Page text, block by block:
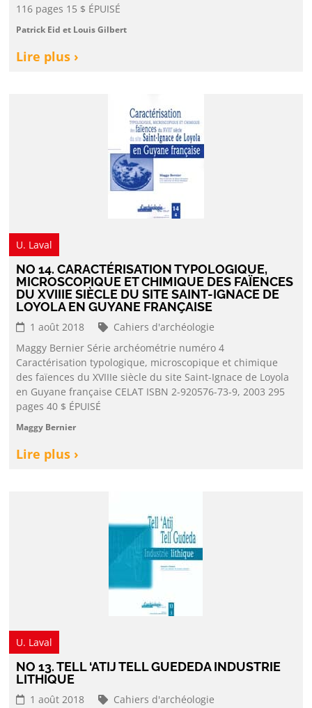
116 pages 15 $ ÉPUISÉ
Patrick Eid et Louis Gilbert
Lire plus ›
U. Laval
NO 14. CARACTÉRISATION TYPOLOGIQUE,
MICROSCOPIQUE ET CHIMIQUE DES FAÏENCES
DU XVIIIE SIÈCLE DU SITE SAINT-IGNACE DE
LOYOLA EN GUYANE FRANÇAISE
1 août 2018
Cahiers d'archéologie
Maggy Bernier Série archéométrie numéro 4
Caractérisation typologique, microscopique et chimique
des faïences du XVIIIe siècle du site Saint-Ignace de Loyola
en Guyane française CELAT ISBN 2-920576-73-9, 2003 295
pages 40 $ ÉPUISÉ
Maggy Bernier
Lire plus ›
U. Laval
NO 13. TELL ‘ATIJ TELL GUEDEDA INDUSTRIE
LITHIQUE
1 août 2018
Cahiers d'archéologie